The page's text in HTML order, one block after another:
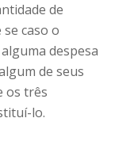
de
caso o
despesa
de seus
os três
lo.